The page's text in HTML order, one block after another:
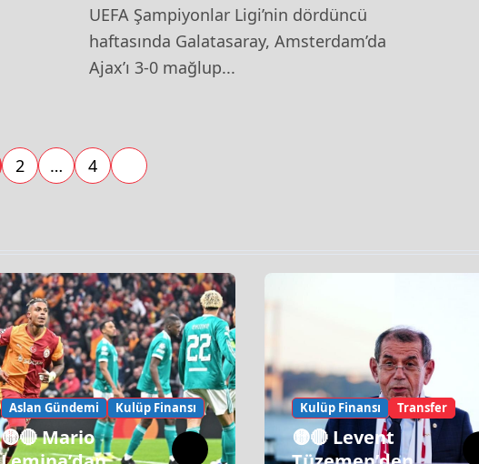
UEFA Şampiyonlar Ligi’nin dördüncü
haftasında Galatasaray, Amsterdam’da
Ajax’ı 3-0 mağlup...
2 … 4
Aslan Gündemi Kulüp Finansı
🟡🔴 Mario
Kulüp Finansı Transfer
🟡🔴 Levent